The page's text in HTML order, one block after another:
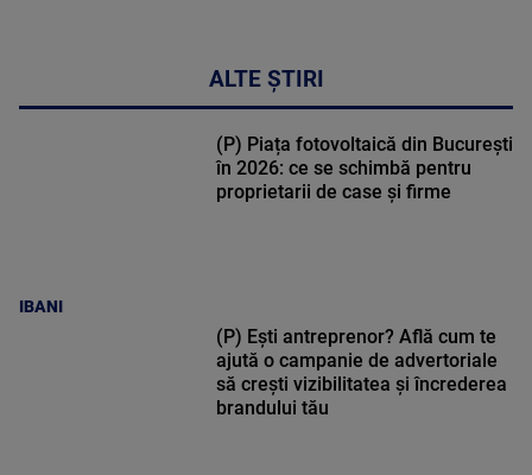
ALTE ȘTIRI
IBANI
(P) Piața fotovoltaică din București
în 2026: ce se schimbă pentru
proprietarii de case și firme
(P) Ești antreprenor? Află cum te
ajută o campanie de advertoriale
să crești vizibilitatea și încrederea
brandului tău